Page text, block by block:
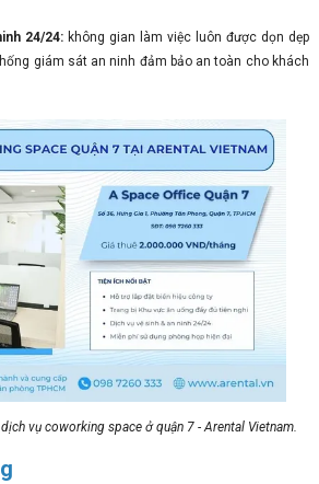
24/24: không gian làm việc luôn được dọn dẹp
giám sát an ninh đảm bảo an toàn cho khách
vụ coworking space ở quận 7 - Arental Vietnam.